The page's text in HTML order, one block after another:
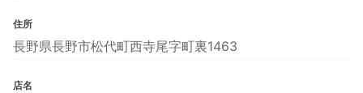
住所
長野県長野市松代町西寺尾字町裏1463
店名